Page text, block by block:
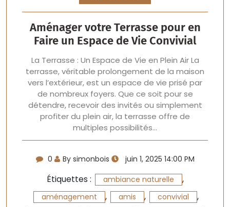
Aménager votre Terrasse pour en
Faire un Espace de Vie Convivial
La Terrasse : Un Espace de Vie en Plein Air La
terrasse, véritable prolongement de la maison
vers l’extérieur, est un espace de vie prisé par
de nombreux foyers. Que ce soit pour se
détendre, recevoir des invités ou simplement
profiter du plein air, la terrasse offre de
multiples possibilités…
0 By simonbois juin 1, 2025 14:00 PM
Étiquettes : ambiance naturelle ,
aménagement , amis , convivial ,